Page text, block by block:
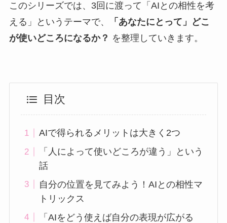
このシリーズでは、3回に渡って「AIとの相性を考
える」というテーマで、
「あなたにとって」どこ
が使いどころになるか？ を整理していきます。
目次
AIで得られるメリットは大きく2つ
「人によって使いどころが違う」という
話
自分の位置を見てみよう！AIとの相性マ
トリックス
「AIをどう使えば自分の表現が広がる